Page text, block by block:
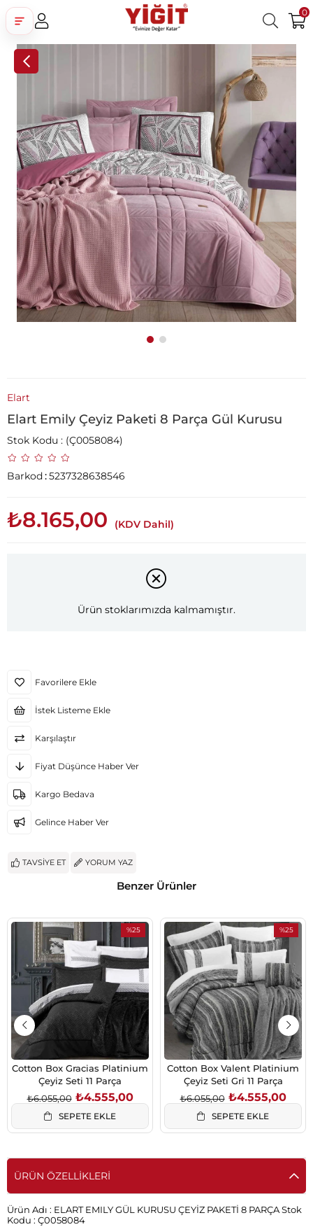
0
Facebook İle Bağlan
Google İle Bağlan
Elart
Elart Emily Çeyiz Paketi 8 Parça Gül Kurusu
Stok Kodu (Ç0058084)
Barkod:5237328638546
₺8.165,00 (KDV Dahil)
Ürün stoklarımızda kalmamıştır.
Favorilere Ekle
İstek Listeme Ekle
Karşılaştır
Fiyat Düşünce Haber Ver
Kargo Bedava
Gelince Haber Ver
TAVSIYE ET YORUM YAZ
Benzer Ürünler
%25
İndirim
%25İndirim
Cotton Box Gracias Platinium
Çeyiz Seti 11 Parça
₺4.555,00
₺6.055,00
SEPETE EKLE
%25
İndirim
Cotton Box Valent Platinium
Çeyiz Seti Gri 11 Parça
₺4.555,00
₺6.055,00
SEPETE EKLE
ÜRÜN ÖZELLIKLERI
Ürün Adı : ELART EMILY GÜL KURUSU ÇEYİZ PAKETİ 8 PARÇAStok
Kodu : Ç0058084